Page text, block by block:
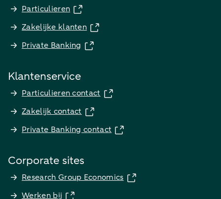
Particulieren
Zakelijke klanten
Private Banking
Klantenservice
Particulieren contact
Zakelijk contact
Private Banking contact
Corporate sites
Research Group Economics
Werken bij